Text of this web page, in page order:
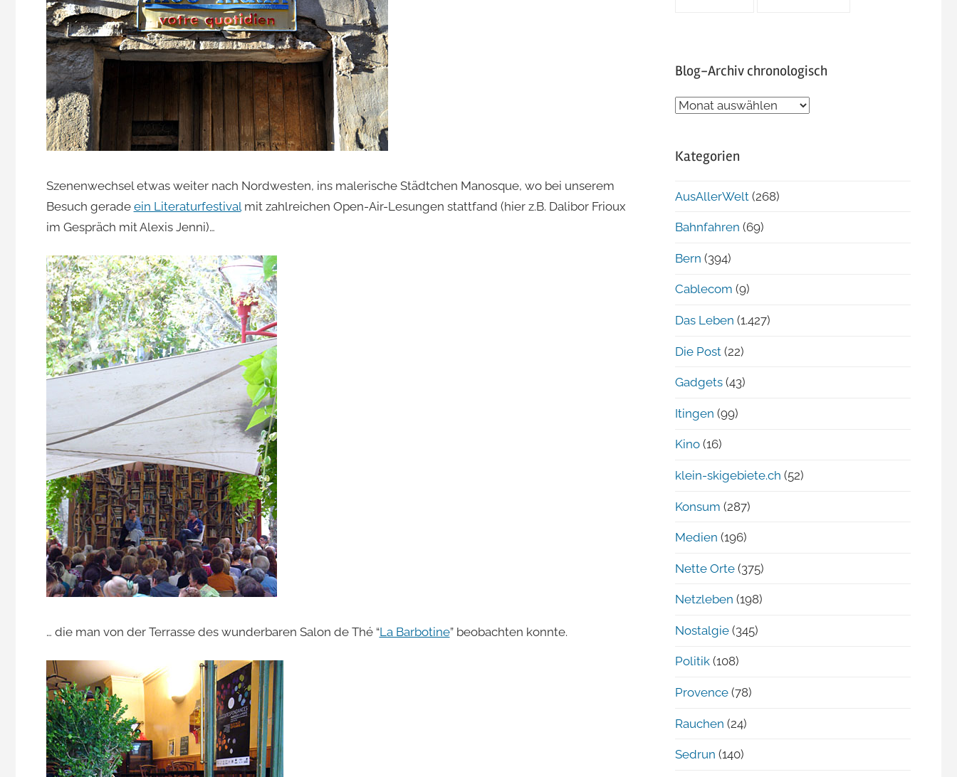
Szenenwechsel etwas weiter nach Nordwesten, ins malerische Städtchen Manosque, wo bei unserem
Besuch gerade ein Literaturfestival mit zahlreichen Open-Air-Lesungen stattfand (hier z.B. Dalibor Frioux
im Gespräch mit Alexis Jenni)…
… die man von der Terrasse des wunderbaren Salon de Thé “La Barbotine” beobachten konnte.
Blog-Archiv chronologisch
Blog-
Kategorien
AusAllerWelt (268)
Bahnfahren (69)
Bern (394)
Cablecom (9)
Das Leben (1.427)
Die Post (22)
Gadgets (43)
Itingen (99)
Kino (16)
klein-skigebiete.ch (52)
Konsum (287)
Medien (196)
Nette Orte (375)
Netzleben (198)
Nostalgie (345)
Politik (108)
Provence (78)
Rauchen (24)
Sedrun (140)